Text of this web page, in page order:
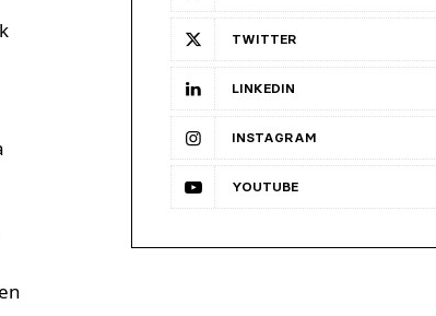
TWITTER
LINKEDIN
INSTAGRAM
YOUTUBE